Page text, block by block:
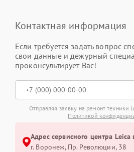
Контактная информация
Если требуется задать вопрос
свои данные и дежурный
проконсультирует Вас!
Отправляя заявку на ремонт техники
Политикой
Адрес сервисного центра
г. Воронеж, Пр. Революции, 38